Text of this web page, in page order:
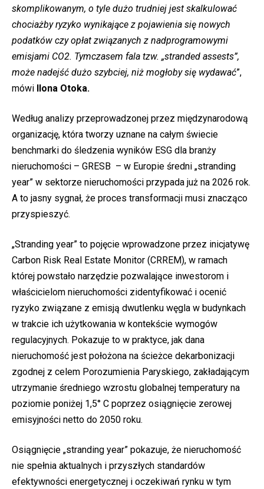
skomplikowanym, o tyle dużo trudniej jest skalkulować
chociażby ryzyko wynikające z pojawienia się nowych
podatków czy opłat związanych z nadprogramowymi
emisjami CO2. Tymczasem fala tzw. „stranded assests”,
może nadejść dużo szybciej, niż mogłoby się wydawać”,
mówi Ilona Otoka.
Według analizy przeprowadzonej przez międzynarodową
organizację, która tworzy uznane na całym świecie
benchmarki do śledzenia wyników ESG dla branży
nieruchomości – GRESB – w Europie średni „stranding
year” w sektorze nieruchomości przypada już na 2026 rok.
A to jasny sygnał, że proces transformacji musi znacząco
przyspieszyć.
„Stranding year” to pojęcie wprowadzone przez inicjatywę
Carbon Risk Real Estate Monitor (CRREM), w ramach
której powstało narzędzie pozwalające inwestorom i
właścicielom nieruchomości zidentyfikować i ocenić
ryzyko związane z emisją dwutlenku węgla w budynkach
w trakcie ich użytkowania w kontekście wymogów
regulacyjnych. Pokazuje to w praktyce, jak dana
nieruchomość jest położona na ścieżce dekarbonizacji
zgodnej z celem Porozumienia Paryskiego, zakładającym
utrzymanie średniego wzrostu globalnej temperatury na
poziomie poniżej 1,5° C poprzez osiągnięcie zerowej
emisyjności netto do 2050 roku.
Osiągnięcie „stranding year” pokazuje, że nieruchomość
nie spełnia aktualnych i przyszłych standardów
efektywności energetycznej i oczekiwań rynku w tym